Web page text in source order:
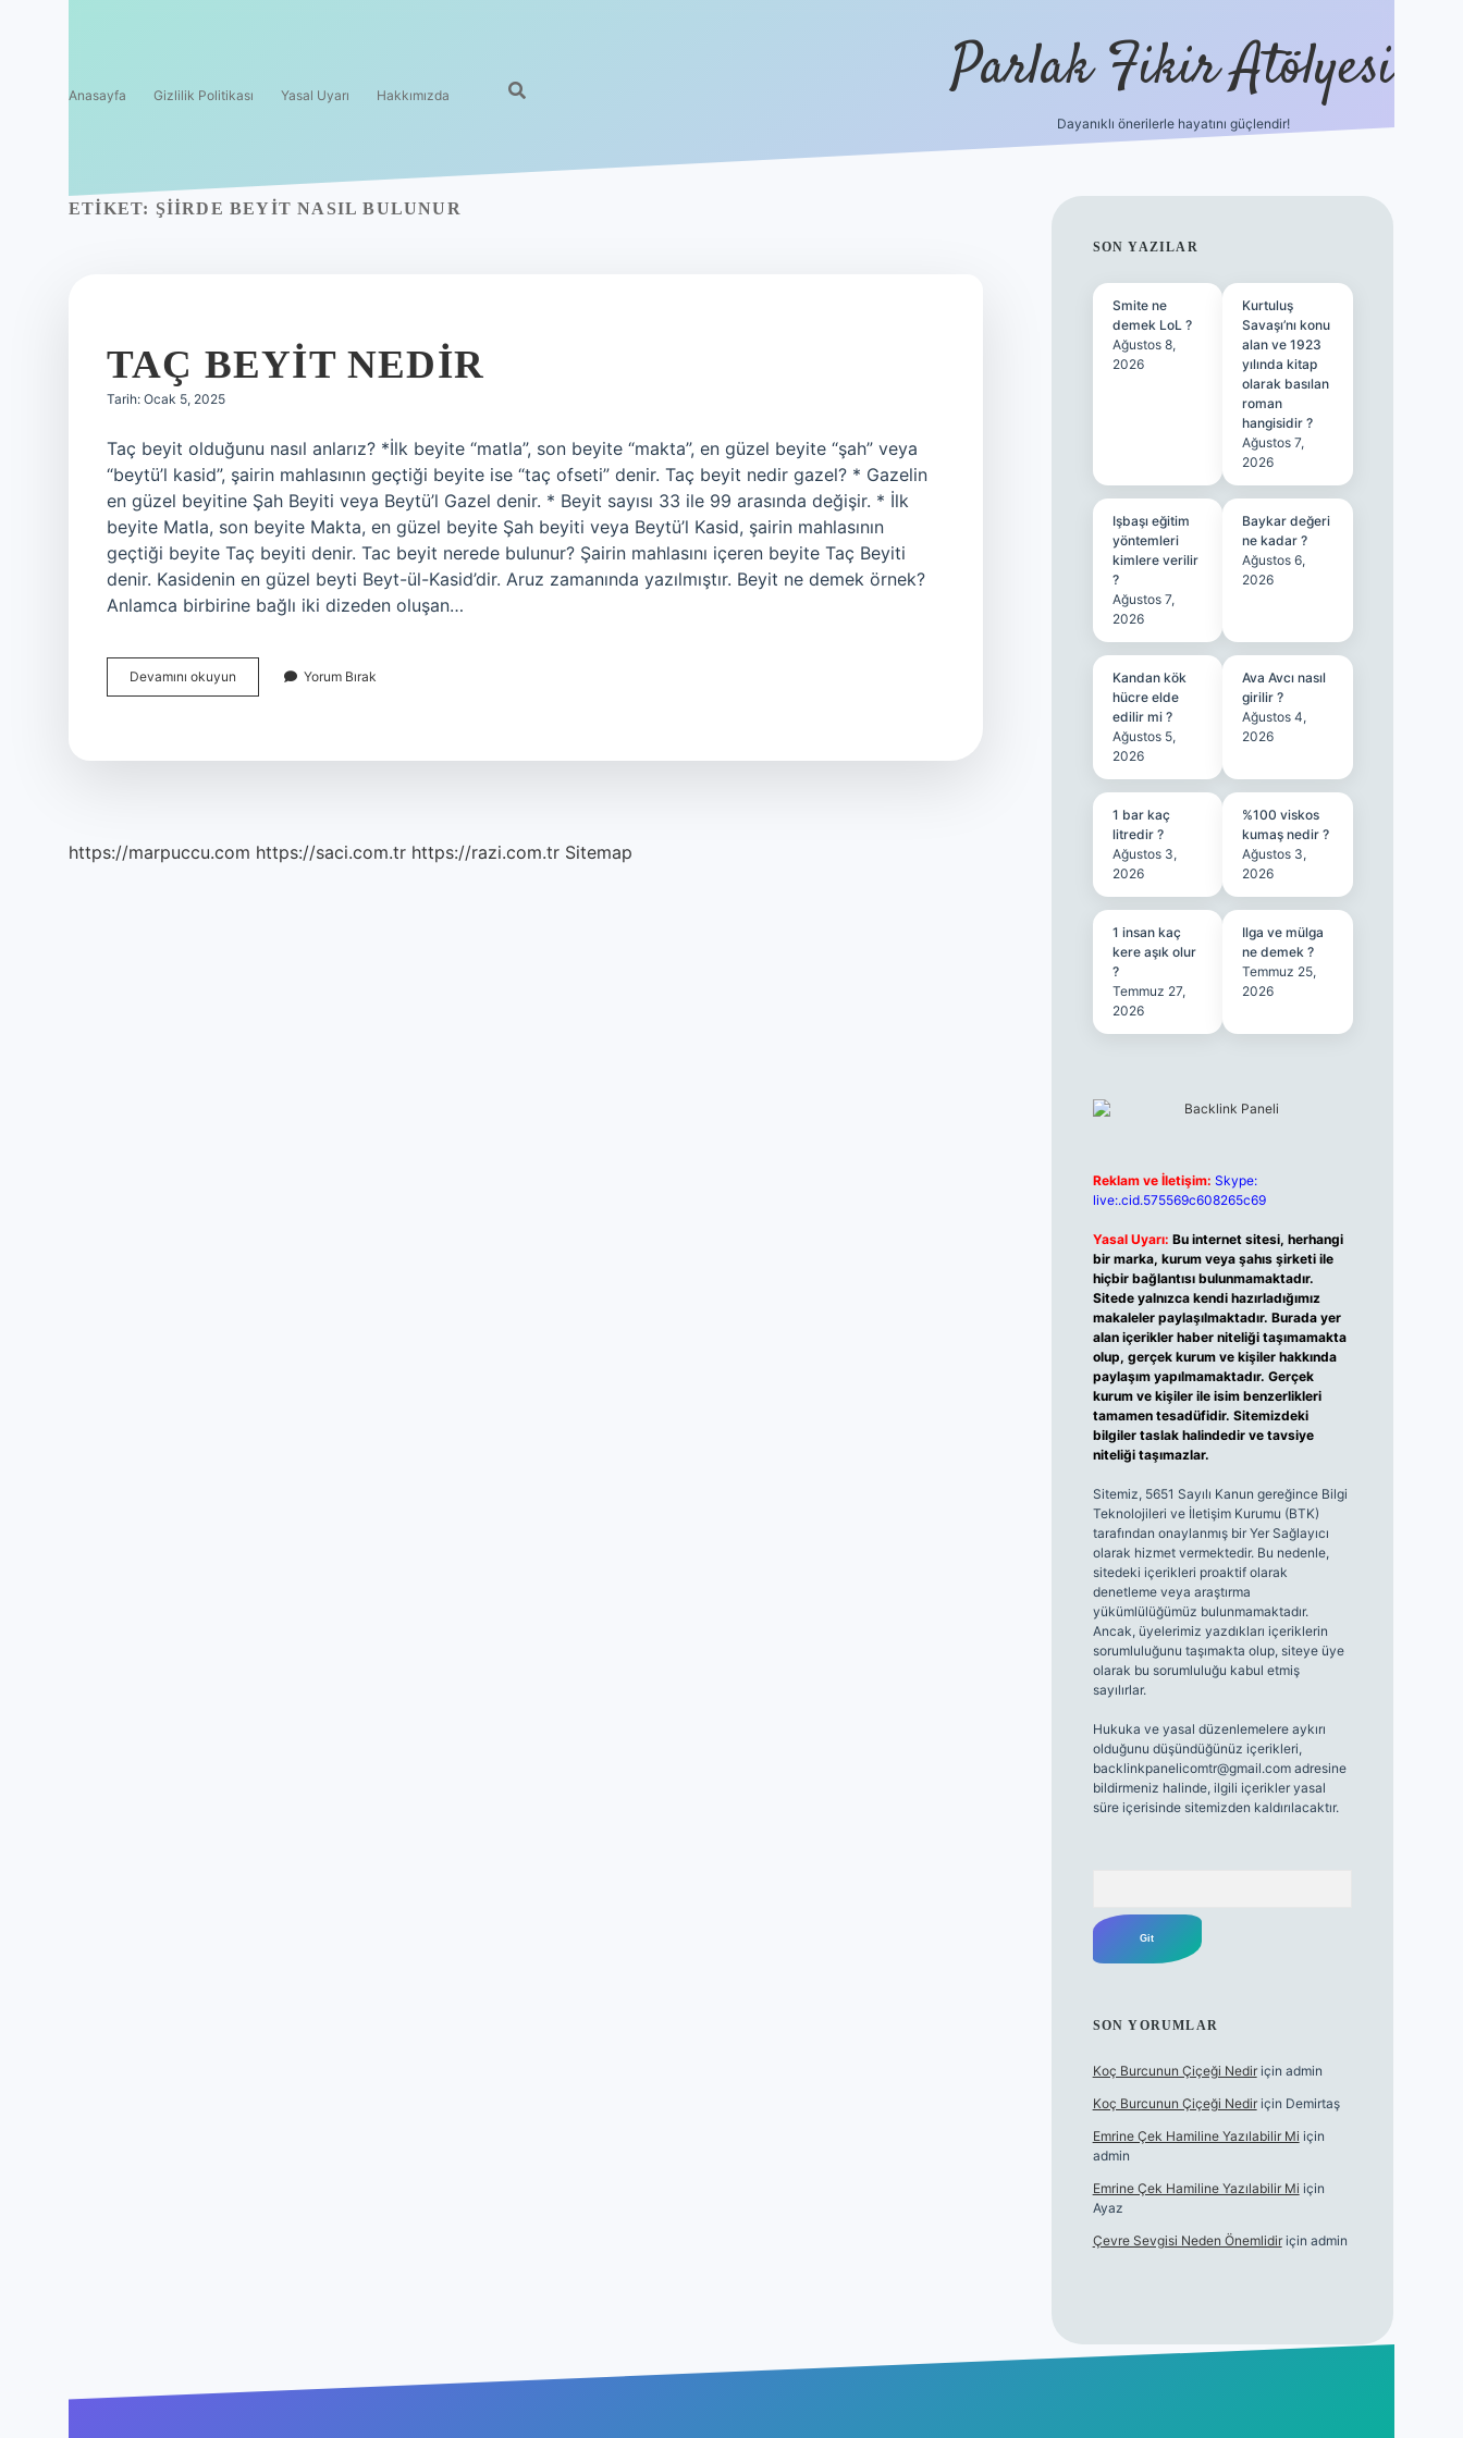
Anasayfa Gizlilik Politikası Yasal Uyarı Hakkımızda Parlak Fikir Atölyesi
Dayanıklı önerilerle hayatını güçlendir!
ETIKET: ŞIIRDE BEYIT NASIL BULUNUR
TAÇ BEYIT NEDIR
Tarih: Ocak 5, 2025
Taç beyit olduğunu nasıl anlarız? *İlk beyite “matla”, son beyite “makta”, en güzel beyite “şah” veya
“beytü’l kasid”, şairin mahlasının geçtiği beyite ise “taç ofseti” denir. Taç beyit nedir gazel? * Gazelin
en güzel beyitine Şah Beyiti veya Beytü’l Gazel denir. * Beyit sayısı 33 ile 99 arasında değişir. * İlk
beyite Matla, son beyite Makta, en güzel beyite Şah beyiti veya Beytü’l Kasid, şairin mahlasının
geçtiği beyite Taç beyiti denir. Tac beyit nerede bulunur? Şairin mahlasını içeren beyite Taç Beyiti
denir. Kasidenin en güzel beyti Beyt-ül-Kasid’dir. Aruz zamanında yazılmıştır. Beyit ne demek örnek?
Anlamca birbirine bağlı iki dizeden oluşan…
Devamını okuyun
Beyit
Yorum Bırak
https://marpuccu.com https://saci.com.tr https://razi.com.tr Sitemap
SIDEBAR
SON YAZILAR
Smite ne
demek LoL ?
Ağustos 8,
2026
Kurtuluş
Savaşı’nı konu
alan ve 1923
yılında kitap
olarak basılan
roman
hangisidir ?
Ağustos 7,
2026
Işbaşı eğitim
yöntemleri
kimlere verilir
?
Ağustos 7,
2026
Baykar değeri
ne kadar ?
Ağustos 6,
2026
Kandan kök
hücre elde
edilir mi ?
Ağustos 5,
2026
Ava Avcı nasıl
girilir ?
Ağustos 4,
2026
1 bar kaç
litredir ?
Ağustos 3,
2026
%100 viskos
kumaş nedir ?
Ağustos 3,
2026
1 insan kaç
kere aşık olur
?
Temmuz 27,
2026
Ilga ve mülga
ne demek ?
Temmuz 25,
2026
Reklam ve İletişim: Skype:
live:.cid.575569c608265c69
Yasal Uyarı: Bu internet sitesi, herhangi
bir marka, kurum veya şahıs şirketi ile
hiçbir bağlantısı bulunmamaktadır.
Sitede yalnızca kendi hazırladığımız
makaleler paylaşılmaktadır. Burada yer
alan içerikler haber niteliği taşımamakta
olup, gerçek kurum ve kişiler hakkında
paylaşım yapılmamaktadır. Gerçek
kurum ve kişiler ile isim benzerlikleri
tamamen tesadüfidir. Sitemizdeki
bilgiler taslak halindedir ve tavsiye
niteliği taşımazlar.
Sitemiz, 5651 Sayılı Kanun gereğince Bilgi
Teknolojileri ve İletişim Kurumu (BTK)
tarafından onaylanmış bir Yer Sağlayıcı
olarak hizmet vermektedir. Bu nedenle,
sitedeki içerikleri proaktif olarak
denetleme veya araştırma
yükümlülüğümüz bulunmamaktadır.
Ancak, üyelerimiz yazdıkları içeriklerin
sorumluluğunu taşımakta olup, siteye üye
olarak bu sorumluluğu kabul etmiş
sayılırlar.
Hukuka ve yasal düzenlemelere aykırı
olduğunu düşündüğünüz içerikleri,
backlinkpanelicomtr@gmail.comadresine
bildirmeniz halinde, ilgili içerikler yasal
süre içerisinde sitemizden kaldırılacaktır.
SON YORUMLAR
Koç Burcunun Çiçeği Nediriçin admin
Koç Burcunun Çiçeği Nediriçin Demirtaş
Emrine Çek Hamiline Yazılabilir Mi için
admin
Emrine Çek Hamiline Yazılabilir Mi için
Ayaz
Çevre Sevgisi Neden Önemlidiriçin admin